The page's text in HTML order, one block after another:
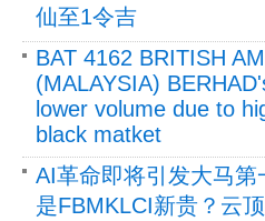
仙至1令吉
BAT 4162 BRITISH
(MALAYSIA)
lower volume due to
black matket
AI革命即将引发大马
是FBMKLCI新贵？云